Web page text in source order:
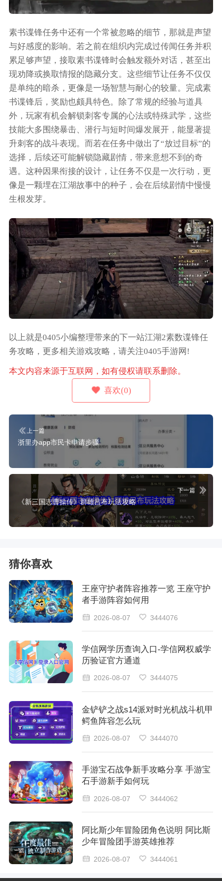
素书谍锋任务中还有一个常被忽略的细节，那就是声望
与好感度的影响。若之前在组织内完成过传闻任务并积
累足够声望，接取素书谍锋时会触发额外对话，甚至出
现劝降或换取情报的隐藏分支。这些细节让任务不仅仅
是单纯的暗杀，更像是一场智慧与耐心的较量。完成素
书谍锋后，奖励也颇具特色。除了常规的经验与道具
外，玩家有机会解锁刺客专属的心法或特殊武学，这些
技能大多围绕暴击、潜行与短时间爆发展开，能显著提
升刺客的战斗表现。而若在任务中做出了“放过目标”的
选择，后续还可能解锁隐藏剧情，带来意想不到的奇
遇。这种因果衔接的设计，让任务不仅是一次行动，更
像是一颗埋在江湖故事中的种子，会在后续剧情中慢慢
生根发芽。
以上就是0405小编整理带来的下一站江湖2素数谍锋任
务攻略，更多相关游戏攻略，请关注0405手游网!
本文内容来源于互联网，如有侵权请联系删除。
喜欢(0)
上一篇
浙里办app市民卡申请步骤
下一篇
《新三国志曹操传》群雄吕布玩法攻略
猜你喜欢
王座守护者阵容推荐一览 王座守护
者手游阵容如何用
2026-08-07 3444076
学信网学历查询入口-学信网权威学
历验证官方通道
2026-08-07 3444075
金铲铲之战s14派对时光机战斗机甲
鳄鱼阵容怎么玩
2026-08-07 3444070
手游宝石战争新手攻略分享 手游宝
石手游新手如何玩
2026-08-07 3444062
阿比斯少年冒险团角色说明 阿比斯
少年冒险团手游英雄推荐
2026-08-07 3444061